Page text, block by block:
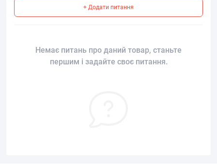
+ Додати питання
Немає питань про даний товар, станьте
першим і задайте своє питання.